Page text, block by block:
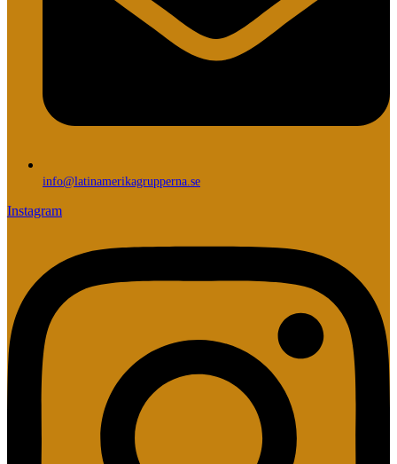
info@latinamerikagrupperna.se
Instagram